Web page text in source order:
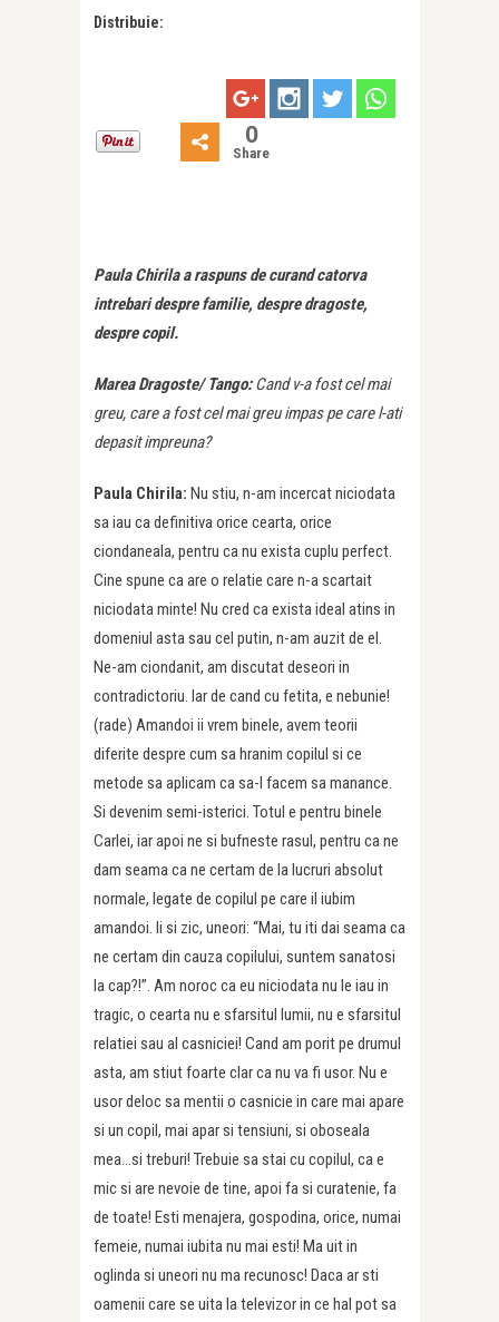
Distribuie:
0
Share
Paula Chirila a raspuns de curand catorva
intrebari despre familie, despre dragoste,
despre copil.
Marea Dragoste/ Tango:Cand v-a fost cel mai
greu, care a fost cel mai greu impas pe care l-ati
depasit impreuna?
Paula Chirila: Nu stiu, n-am incercat niciodata
sa iau ca definitiva orice cearta, orice
ciondaneala, pentru ca nu exista cuplu perfect.
Cine spune ca are o relatie care n-a scartait
niciodata minte! Nu cred ca exista ideal atins in
domeniul asta sau cel putin, n-am auzit de el.
Ne-am ciondanit, am discutat deseori in
contradictoriu. Iar de cand cu fetita, e nebunie!
(rade) Amandoi ii vrem binele, avem teorii
diferite despre cum sa hranim copilul si ce
metode sa aplicam ca sa-l facem sa manance.
Si devenim semi-isterici. Totul e pentru binele
Carlei, iar apoi ne si bufneste rasul, pentru ca ne
dam seama ca ne certam de la lucruri absolut
normale, legate de copilul pe care il iubim
amandoi. Ii si zic, uneori: “Mai, tu iti dai seama ca
ne certam din cauza copilului, suntem sanatosi
la cap?!”. Am noroc ca eu niciodata nu le iau in
tragic, o cearta nu e sfarsitul lumii, nu e sfarsitul
relatiei sau al casniciei! Cand am porit pe drumul
asta, am stiut foarte clar ca nu va fi usor. Nu e
usor deloc sa mentii o casnicie in care mai apare
si un copil, mai apar si tensiuni, si oboseala
mea…si treburi! Trebuie sa stai cu copilul, ca e
mic si are nevoie de tine, apoi fa si curatenie, fa
de toate! Esti menajera, gospodina, orice, numai
femeie, numai iubita nu mai esti! Ma uit in
oglinda si uneori nu ma recunosc! Daca ar sti
oamenii care se uita la televizor in ce hal pot sa